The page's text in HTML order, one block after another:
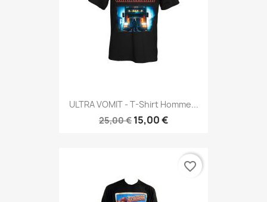
ULTRA VOMIT - T-Shirt Homme...
25,00 € 15,00 €
favorite_border